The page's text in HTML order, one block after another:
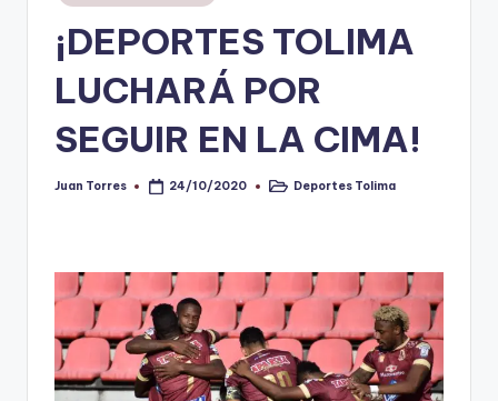
ti
o
en
¡DEPORTES TOLIMA
LUCHARÁ POR
SEGUIR EN LA CIMA!
Publicado
Juan Torres 24/10/2020
Publicado
Deportes Tolima